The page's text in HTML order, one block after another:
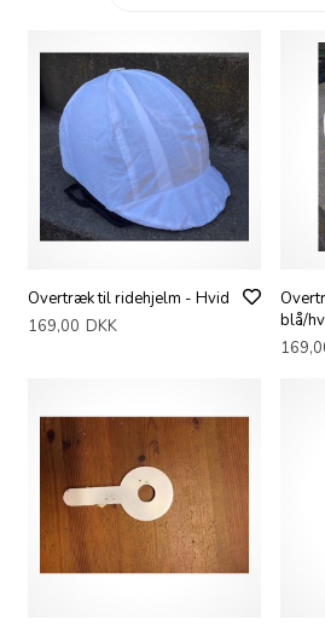
Overtræk til ridehjelm - Hvid
169,00 DKK
blå/